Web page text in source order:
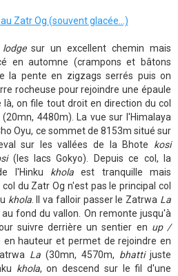
lodgesur un excellent chemin mais
en automne (crampons et bâtons
la pente en zigzags serrés puis on
rocheuse pour rejoindre une épaule
là, on file tout droit en direction du col
4480m). La vue sur l'Himalaya
Oyu, ce sommet de 8153m situé sur
sur les vallées de la Bhote kosi
(les lacs Gokyo). Depuis ce col, la
l'Hinku khola est tranquille mais
du Zatr Og n'est pas le principal col
khola. Il va falloir passer le Zatrwa La
fond du vallon. On remonte jusqu'à
suivre derrière un sentier en up /
en hauteur et permet de rejoindre en
La(30mn, 4570m, bhattijuste
khola, on descend sur le fil d'une